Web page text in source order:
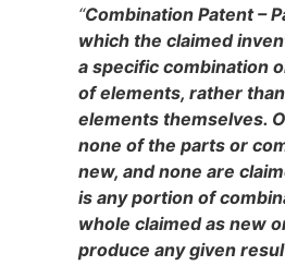
“Combination Patent –
which the claimed
a specific combination
of elements, rather
elements themselves.
none of the parts or
new, and none are
is any portion of
whole claimed as new
produce any given